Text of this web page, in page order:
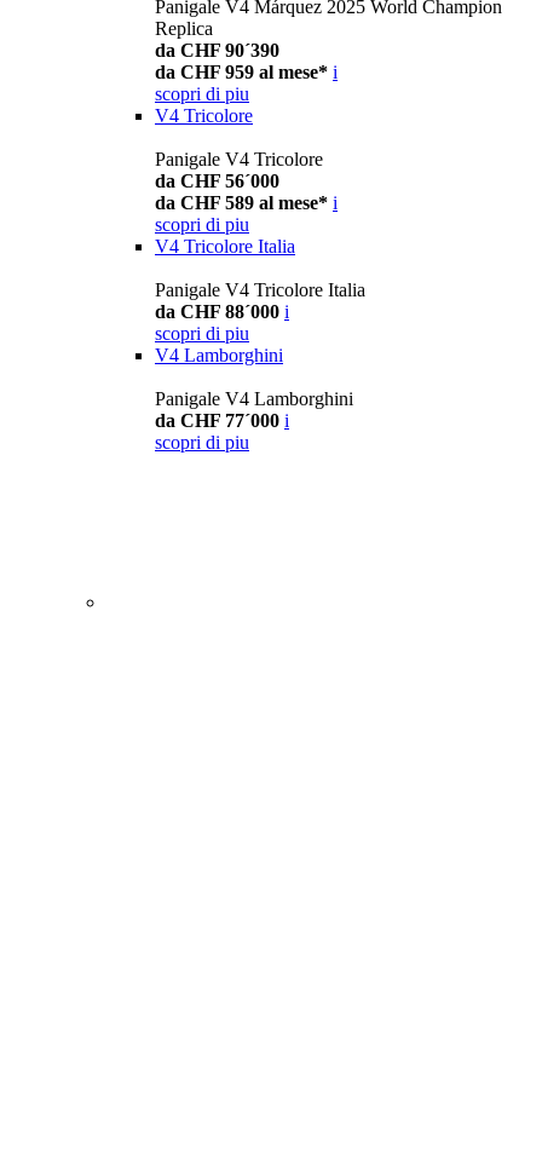
Panigale V4 Márquez 2025 World Champion
Replica
da CHF 90´390
da CHF 959 al mese* i
scopri di piu
V4 Tricolore
Panigale V4 Tricolore
da CHF 56´000
da CHF 589 al mese* i
scopri di piu
V4 Tricolore Italia
Panigale V4 Tricolore Italia
da CHF 88´000 i
scopri di piu
V4 Lamborghini
Panigale V4 Lamborghini
da CHF 77´000 i
scopri di piu